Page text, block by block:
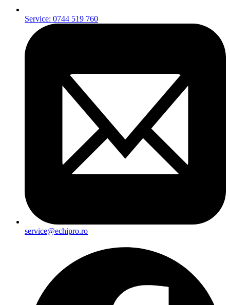
Service: 0744 519 760
service@echipro.ro